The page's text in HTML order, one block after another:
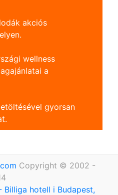
akciós
wellness
a
gyorsan
Copyright © 2002 -
hotell i Budapest,